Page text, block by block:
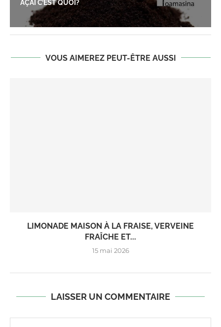
AÇAI C’EST QUOI?
VOUS AIMEREZ PEUT-ÊTRE AUSSI
LIMONADE MAISON À LA FRAISE, VERVEINE
FRAÎCHE ET...
15 mai 2026
LAISSER UN COMMENTAIRE